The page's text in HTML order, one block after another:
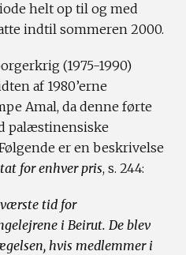
helt op til og med
indtil sommeren 2000.
(1975-1990)
af 1980’erne
Amal, da denne førte
palæstinensiske
er en beskrivelse
for enhver pris, s. 244:
værste tid for
i Beirut. De blev
hvis medlemmer i